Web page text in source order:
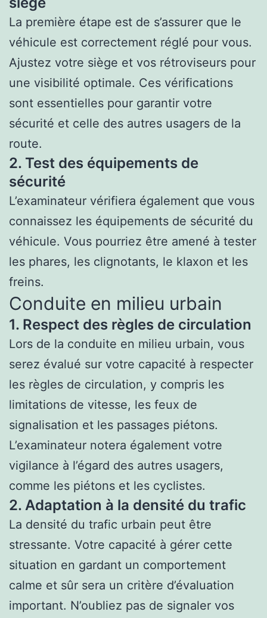
La première étape est de s’assurer que le
véhicule est correctement réglé pour vous.
Ajustez votre siège et vos rétroviseurs pour
une visibilité optimale. Ces vérifications
sont essentielles pour garantir votre
sécurité et celle des autres usagers de la
route.
2. Test des équipements de
sécurité
L’examinateur vérifiera également que vous
connaissez les équipements de sécurité du
véhicule. Vous pourriez être amené à tester
les phares, les clignotants, le klaxon et les
freins.
Conduite en milieu urbain
1. Respect des règles de circulation
Lors de la conduite en milieu urbain, vous
serez évalué sur votre capacité à respecter
les règles de circulation, y compris les
limitations de vitesse, les feux de
signalisation et les passages piétons.
L’examinateur notera également votre
vigilance à l’égard des autres usagers,
comme les piétons et les cyclistes.
2. Adaptation à la densité du trafic
La densité du trafic urbain peut être
stressante. Votre capacité à gérer cette
situation en gardant un comportement
calme et sûr sera un critère d’évaluation
important. N’oubliez pas de signaler vos